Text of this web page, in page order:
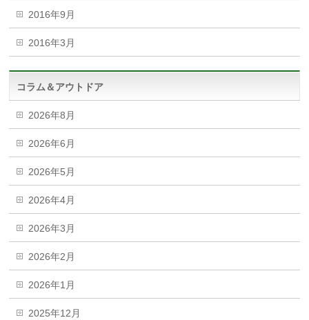
2016年9月
2016年3月
コラム＆アウトドア
2026年8月
2026年6月
2026年5月
2026年4月
2026年3月
2026年2月
2026年1月
2025年12月